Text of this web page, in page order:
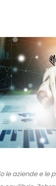
le aziende e le